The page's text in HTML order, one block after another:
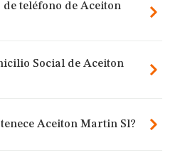
de teléfono de Aceiton
Social de Aceiton
Aceiton Martin Sl?